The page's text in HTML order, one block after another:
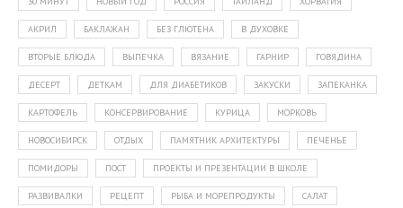
АКРИЛ БАКЛАЖАН БЕЗ ГЛЮТЕНА В ДУХОВКЕ
ВТОРЫЕ БЛЮДА ВЫПЕЧКА ВЯЗАНИЕ ГАРНИР ГОВЯДИНА
ДЕСЕРТ ДЕТКАМ ДЛЯ ДИАБЕТИКОВ ЗАКУСКИ ЗАПЕКАНКА
КАРТОФЕЛЬ КОНСЕРВИРОВАНИЕ КУРИЦА МОРКОВЬ
НОВОСИБИРСК ОТДЫХ ПАМЯТНИК АРХИТЕКТУРЫ ПЕЧЕНЬЕ
ПОМИДОРЫ ПОСТ ПРОЕКТЫ И ПРЕЗЕНТАЦИИ В ШКОЛЕ
РАЗВИВАЛКИ РЕЦЕПТ РЫБА И МОРЕПРОДУКТЫ САЛАТ